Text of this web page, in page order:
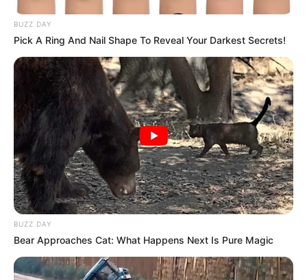
Prefeito declara que será o 1º a pagar o Piso Nacional de 2
BUZZ DAY
Pick A Ring And Nail Shape To Reveal Your Darkest Secrets!
BUZZ DAY
Bear Approaches Cat: What Happens Next Is Pure Magic